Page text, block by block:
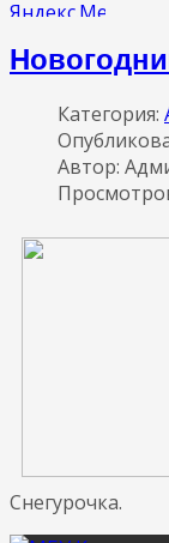
Категория:
Автор:
Снегурочка.